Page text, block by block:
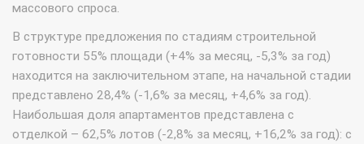
массового спроса.
В структуре предложения по стадиям строительной
готовности 55% площади (+4% за месяц, -5,3% за год)
находится на заключительном этапе, на начальной стадии
представлено 28,4% (-1,6% за месяц, +4,6% за год).
Наибольшая доля апартаментов представлена с
отделкой – 62,5% лотов (-2,8% за месяц, +16,2% за год): с